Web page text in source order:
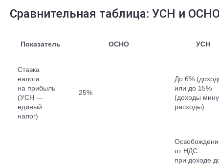
Сравнительная таблица: УСН и
Показатель ОСНО УСН
Ставка
налога
на прибыль
(УСН —
единый
налог)
25%
До 6%
или до 15%
(доходы
расходы)
от НДС
при доходе